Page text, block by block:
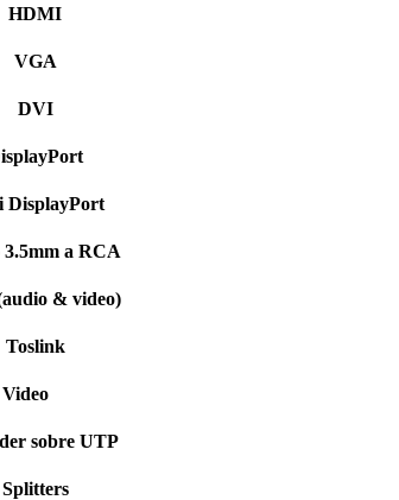
HDMI
VGA
DVI
DisplayPort
a RCA
& video)
Toslink
sobre UTP
Splitters